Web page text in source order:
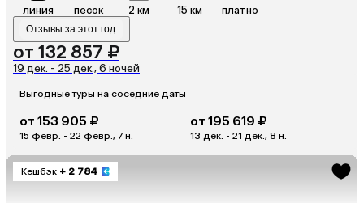
линия песок 2 км 15 км платно
Отзывы за этот год
от 132 857 ₽
19 дек. - 25 дек., 6 ночей
Выгодные туры на соседние даты
от 153 905 ₽
15 февр. - 22 февр., 7 н.
от 195 619 ₽
13 дек. - 21 дек., 8 н.
Кешбэк + 2 784